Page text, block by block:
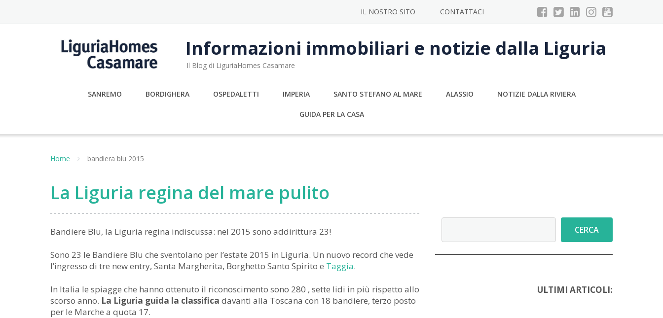
content
IL NOSTRO SITO CONTATTACI
Informazioni immobiliari e notizie dalla Liguria
Il Blog di LiguriaHomes Casamare
SANREMO BORDIGHERA OSPEDALETTI IMPERIA SANTO STEFANO AL MARE ALASSIO NOTIZIE DALLA RIVIERA
GUIDA PER LA CASA
Home bandiera blu 2015
La Liguria regina del mare pulito
Bandiere Blu, la Liguria regina indiscussa: nel 2015 sono addirittura 23!
Sono 23 le Bandiere Blu che sventolano per l’estate 2015 in Liguria. Un nuovo record che vede
l’ingresso di tre new entry, Santa Margherita, Borghetto Santo Spirito e Taggia.
In Italia le spiagge che hanno ottenuto il riconoscimento sono 280 , sette lidi in più rispetto allo
scorso anno. La Liguria guida la classifica davanti alla Toscana con 18 bandiere, terzo posto
per le Marche a quota 17.
CERCA
ULTIMI ARTICOLI: